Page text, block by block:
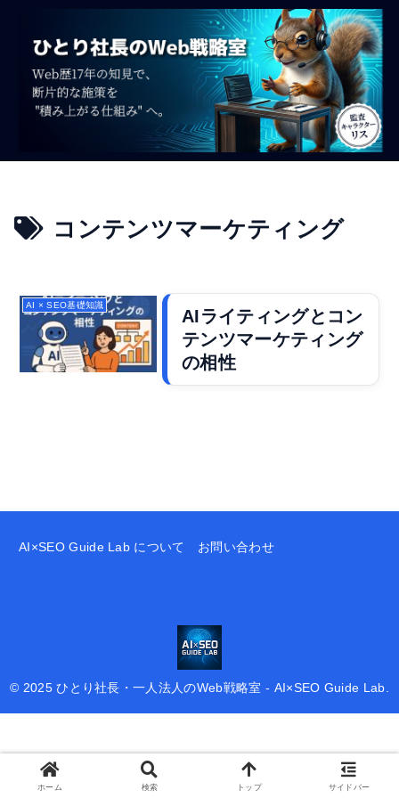
コンテンツマーケティング
AI × SEO基礎知識
AIライティングとコン
テンツマーケティング
の相性
AI×SEO Guide Lab について お問い合わせ
© 2025 ひとり社長・一人法人のWeb戦略室 - AI×SEO Guide Lab.
ホーム 検索 トップ サイドバー